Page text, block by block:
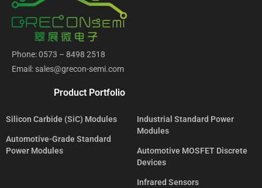
Phone: 0573 – 8498 2518
Email: sales@grecon-semi.com
Product Portfolio
Silicon Carbide (SiC) Modules
Automotive-Grade Standard
Power Modules
Industrial Standard Power
Modules
Automotive MOSFET Discrete
Devices
Infrared Sensors